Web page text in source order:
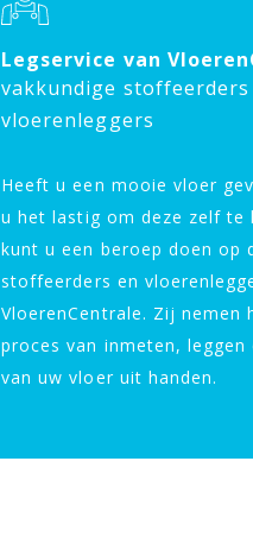
Legservice van
vakkundige stoffeerders
vloerenleggers
Heeft u een mooie vloer
u het lastig om deze zelf te
kunt u een beroep doen op
stoffeerders en
VloerenCentrale. Zij nemen
proces van inmeten, leggen
van uw vloer uit handen.